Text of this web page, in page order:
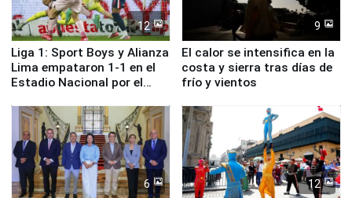
12
Liga 1: Sport Boys y Alianza
Lima empataron 1-1 en el
Estadio Nacional por el
9
El calor se intensifica en la
costa y sierra tras días de
frío y vientos
6 12